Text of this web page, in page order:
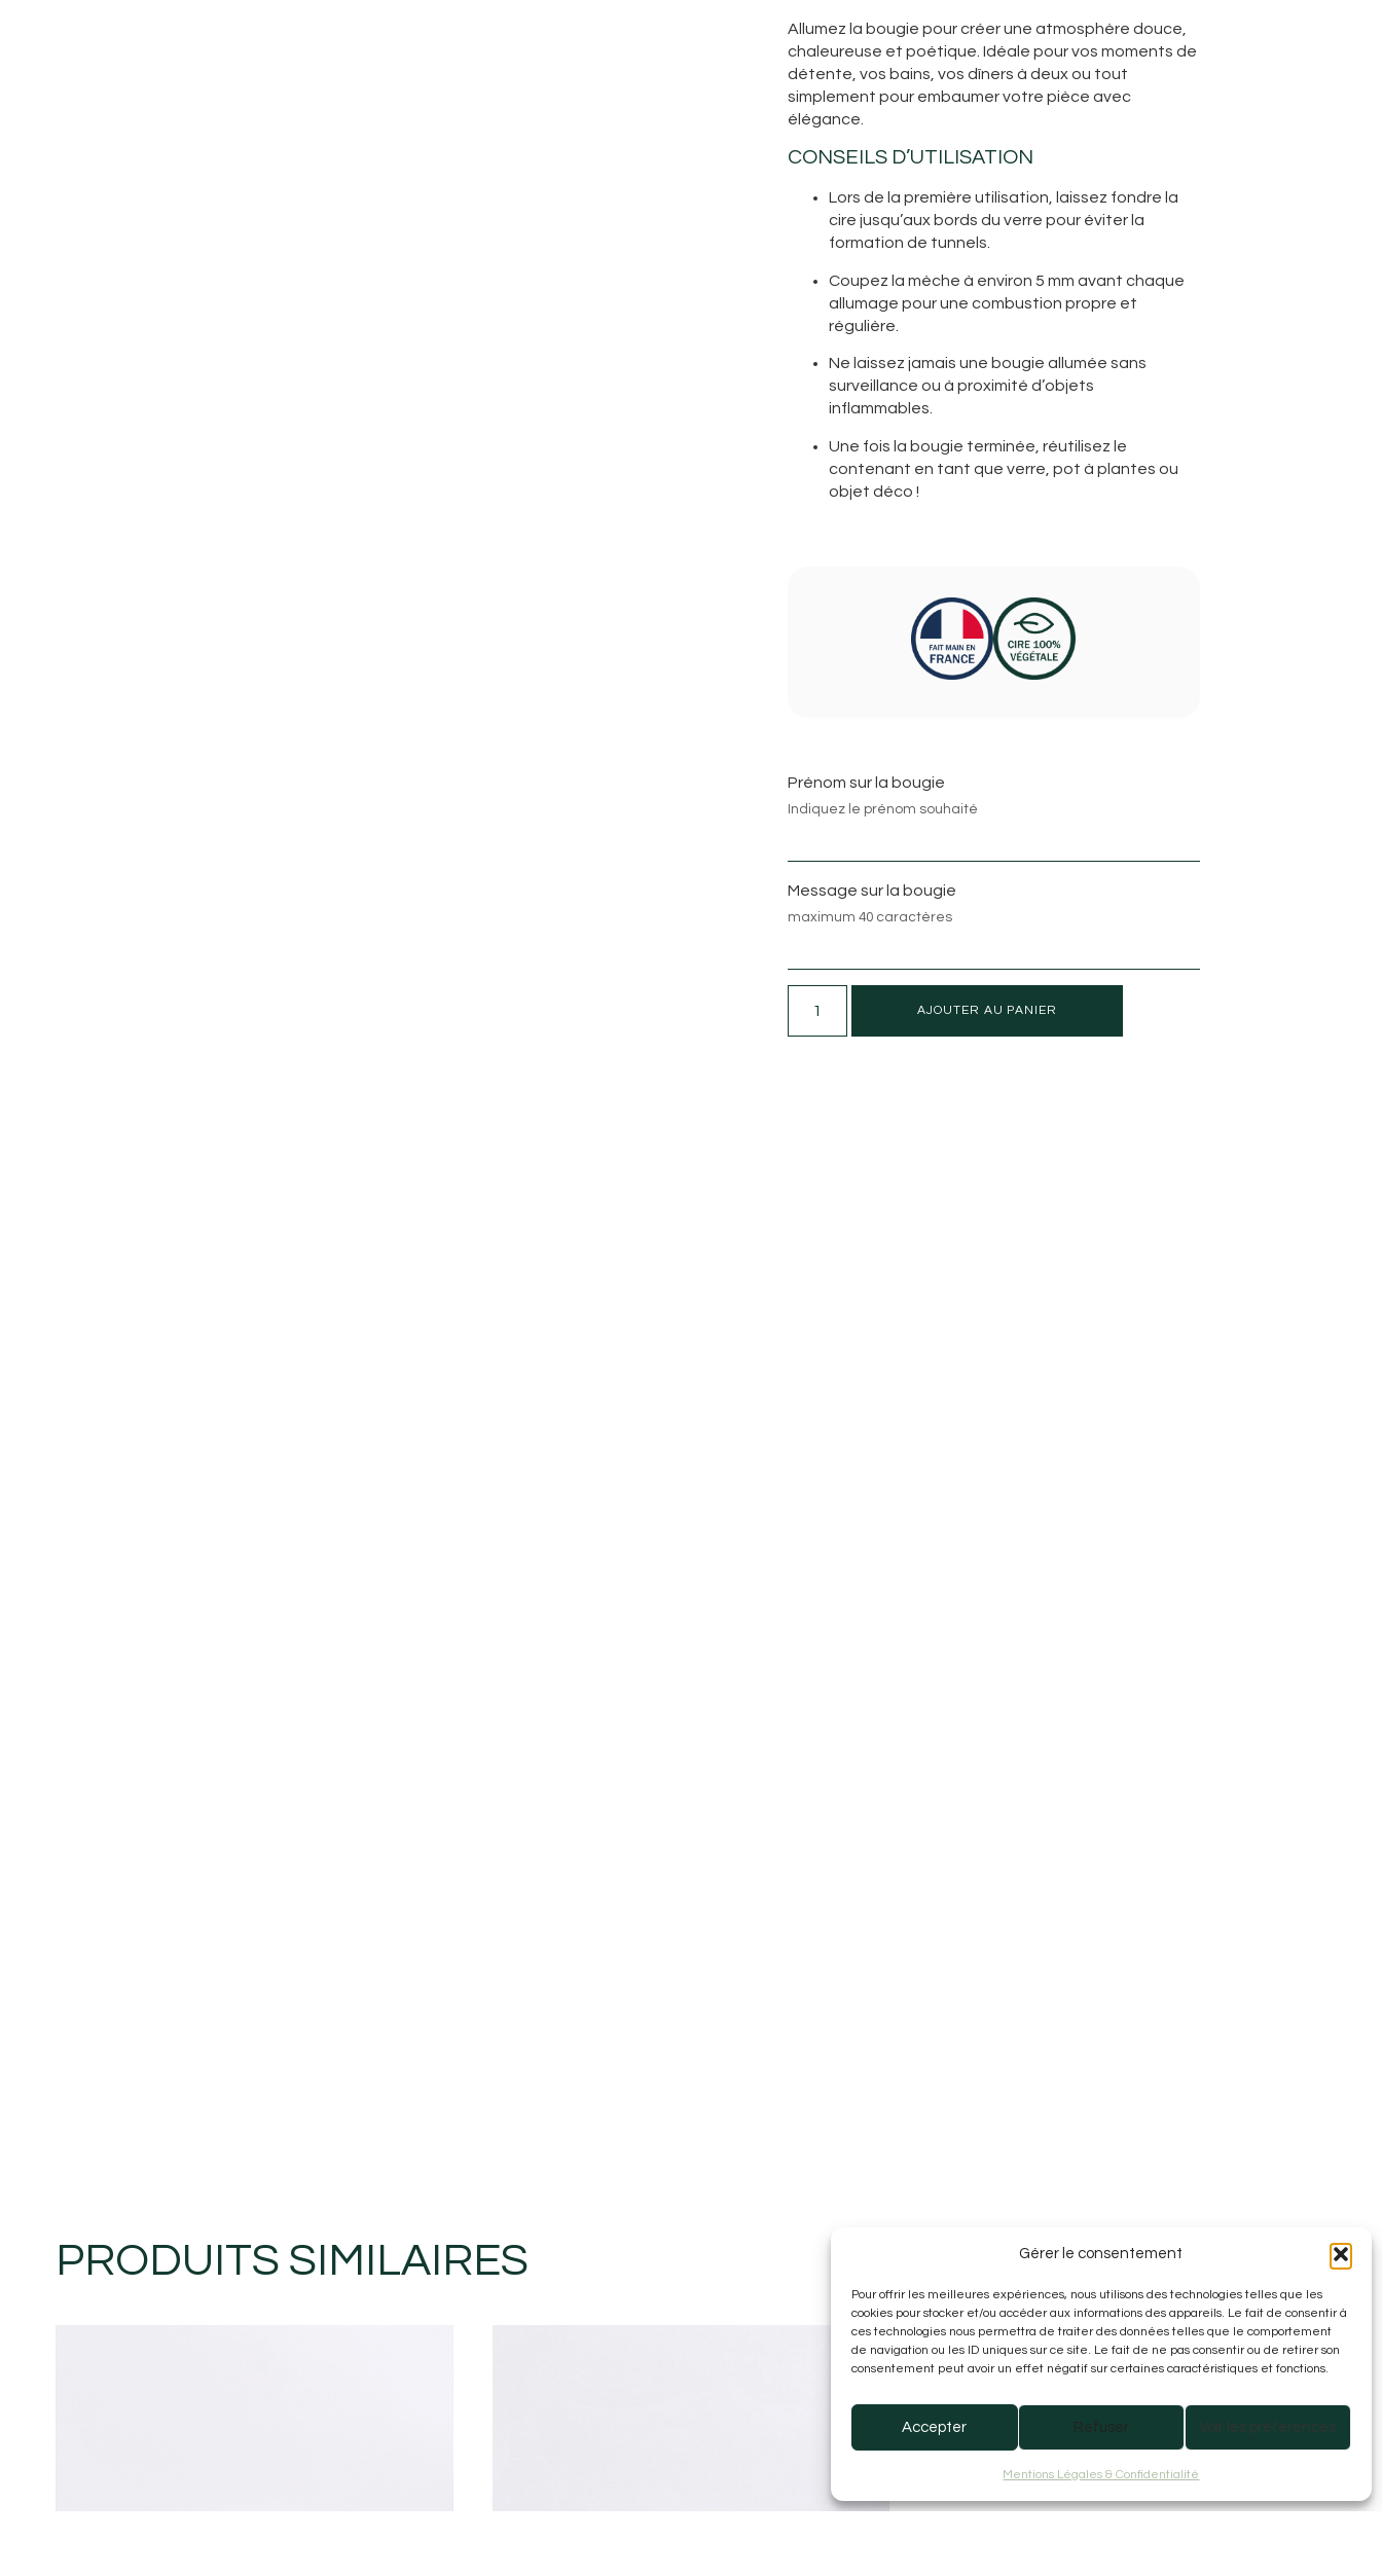
Gérer le consentement
Pour offrir les meilleures expériences, nous utilisons des technologies telles que les
cookies pour stocker et/ou accéder aux informations des appareils. Le fait de consentir à
ces technologies nous permettra de traiter des données telles que le comportement
de navigation ou les ID uniques sur ce site. Le fait de ne pas consentir ou de retirer son
consentement peut avoir un effet négatif sur certaines caractéristiques et fonctions.
Accepter Refuser Voir les préférences
Mentions Légales & Confidentialité
Allumez la bougie pour créer une atmosphère douce,
chaleureuse et poétique. Idéale pour vos moments de
détente, vos bains, vos dîners à deux ou tout
simplement pour embaumer votre pièce avec
élégance.
CONSEILS D’UTILISATION
Lors de la première utilisation, laissez fondre la
cire jusqu’aux bords du verre pour éviter la
formation de tunnels.
Coupez la mèche à environ 5 mm avant chaque
allumage pour une combustion propre et
régulière.
Ne laissez jamais une bougie allumée sans
surveillance ou à proximité d’objets
inflammables.
Une fois la bougie terminée, réutilisez le
contenant en tant que verre, pot à plantes ou
objet déco !
Prénom sur la bougie
Indiquez le prénom souhaité
Message sur la bougie
maximum 40 caractères
AJOUTER AU PANIER
PRODUITS SIMILAIRES